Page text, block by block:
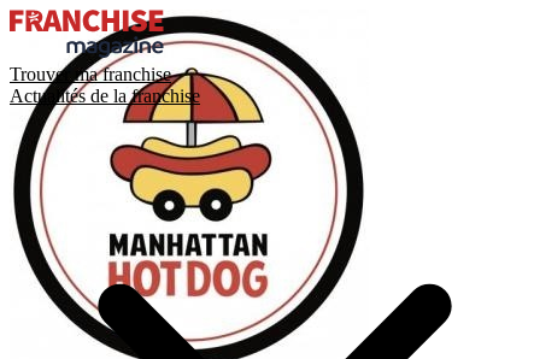
Trouver ma franchise
Actualités de la franchise